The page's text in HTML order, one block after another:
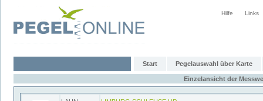
Hilfe Links
Start Pegelauswahl über Karte
Einzelansicht der